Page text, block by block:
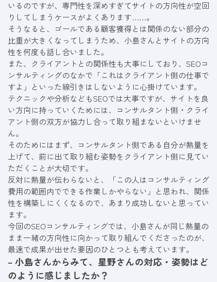
いるのですが、専門性を深めすぎてサイトの方向性が空回
りしてしまうケースがよくあります……。
そうなると、ゴールである顧客獲得とは関係のない部分の
比重が大きくなってしまうため、小島さんとサイトの方向
性を何度も話し合いました。
また、クライアントとの関係性も大事にしており、SEOコ
ンサルティングのなかで「これはクライアント側の仕事で
すよ」といった線引きはしないように心掛けています。
テクニックや分析などもSEOでは大事ですが、サイトを良
い方向に持っていくためには、コンサルタント側・クライ
アント側の双方が協力し合って取り組まないといけませ
ん。
そのためにはまず、コンサルタント側である自分が熱量を
上げて、前に出て取り組む姿勢をクライアント側に見てい
ただくことが大切です。
反対に熱量が伝わらないと、「この人はコンサルティング
費用の範囲内でできる作業しかやらない」と思われ、関係
性を構築しにくくなるので、あまり成功しないと思ってい
ます。
今回のSEOコンサルティングでは、小島さんが同じ熱量の
まま一緒の方向性に向かって取り組んでくださったのが、
最速で成果が出せた要因のひとつとも考えています。
– 小島さんからみて、星野さんの対応・姿勢はど
のように感じましたか？